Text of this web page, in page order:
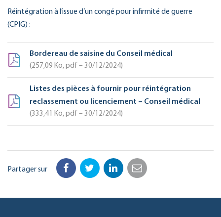
Réintégration à l’issue d’un congé pour infirmité de guerre
(CPIG) :
Bordereau de saisine du Conseil médical
257,09 Ko, pdf – 30/12/2024
Listes des pièces à fournir pour réintégration
reclassement ou licenciement – Conseil médical
333,41 Ko, pdf – 30/12/2024
Partager sur Facebook
TwitterLinkedIn
Email